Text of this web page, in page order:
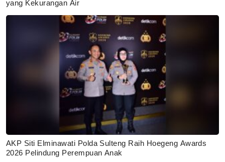
yang Kekurangan Air
AKP Siti Elminawati Polda Sulteng Raih Hoegeng Awards
2026 Pelindung Perempuan Anak